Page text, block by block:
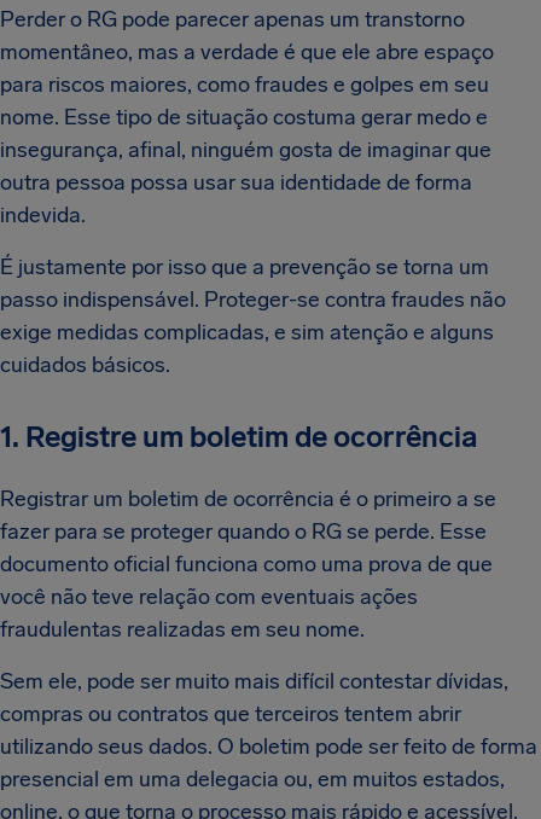
Perder o RG pode parecer apenas um transtorno
momentâneo, mas a verdade é que ele abre espaço
para riscos maiores, como fraudes e golpes em seu
nome. Esse tipo de situação costuma gerar medo e
insegurança, afinal, ninguém gosta de imaginar que
outra pessoa possa usar sua identidade de forma
indevida.
É justamente por isso que a prevenção se torna um
passo indispensável. Proteger-se contra fraudes não
exige medidas complicadas, e sim atenção e alguns
cuidados básicos.
1. Registre um boletim de ocorrência
Registrar um boletim de ocorrência é o primeiro a se
fazer para se proteger quando o RG se perde. Esse
documento oficial funciona como uma prova de que
você não teve relação com eventuais ações
fraudulentas realizadas em seu nome.
Sem ele, pode ser muito mais difícil contestar dívidas,
compras ou contratos que terceiros tentem abrir
utilizando seus dados. O boletim pode ser feito de forma
presencial em uma delegacia ou, em muitos estados,
online, o que torna o processo mais rápido e acessível.